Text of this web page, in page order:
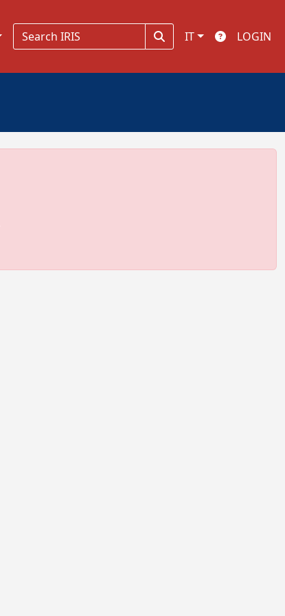
IT LOGIN